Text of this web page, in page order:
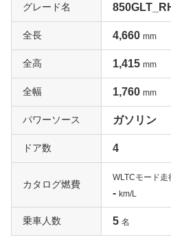
グレード名
全長 4,660 mm
全高 1,415 mm
全幅 1,760 mm
パワーソース ガソリン
ドア数 4
カタログ燃費
WLTCモード走
- km/L
乗車人数 5 名